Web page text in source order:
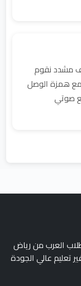
مشدد نقوم
مع همزة الوصل
صوتي
العرب من رياض
تعليم عالي الجودة